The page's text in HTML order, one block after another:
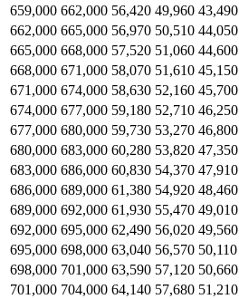
659,000 662,000 56,420 49,960 43,490
662,000 665,000 56,970 50,510 44,050
665,000 668,000 57,520 51,060 44,600
668,000 671,000 58,070 51,610 45,150
671,000 674,000 58,630 52,160 45,700
674,000 677,000 59,180 52,710 46,250
677,000 680,000 59,730 53,270 46,800
680,000 683,000 60,280 53,820 47,350
683,000 686,000 60,830 54,370 47,910
686,000 689,000 61,380 54,920 48,460
689,000 692,000 61,930 55,470 49,010
692,000 695,000 62,490 56,020 49,560
695,000 698,000 63,040 56,570 50,110
698,000 701,000 63,590 57,120 50,660
701,000 704,000 64,140 57,680 51,210